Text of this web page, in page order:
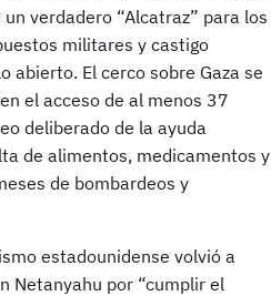
verdadero “Alcatraz” para los
militares y castigo
El cerco sobre Gaza se
el acceso de al menos 37
deliberado de la ayuda
de alimentos, medicamentos y
de bombardeos y
estadounidense volvió a
Netanyahu por “cumplir el